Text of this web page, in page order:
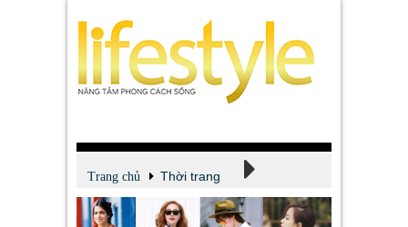
Trang chủ Thời trang